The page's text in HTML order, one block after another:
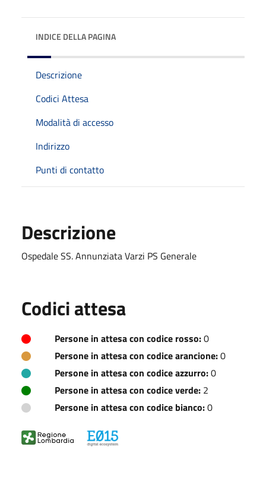
INDICE DELLA PAGINA
Descrizione
Codici Attesa
Modalità di accesso
Indirizzo
Punti di contatto
Descrizione
Ospedale SS. Annunziata Varzi PS Generale
Codici attesa
Persone in attesa con codice rosso:0
Persone in attesa con codice arancione:0
Persone in attesa con codice azzurro:0
Persone in attesa con codice verde: 2
Persone in attesa con codice bianco:0